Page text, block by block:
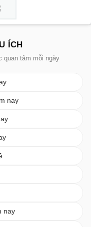
ÍCH
quan tâm mỗi ngày
nay
nay